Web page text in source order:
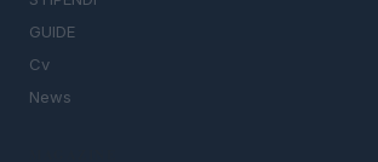
GUIDE
Cv
News